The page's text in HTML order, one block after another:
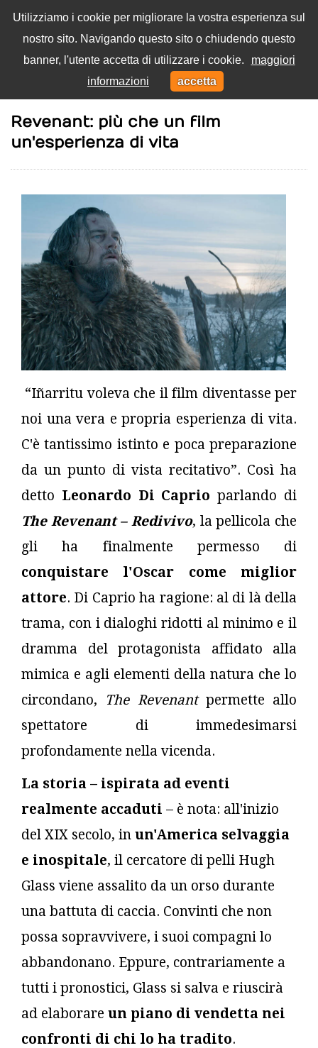
Utilizziamo i cookie per migliorare la vostra esperienza sul
nostro sito. Navigando questo sito o chiudendo questo
banner, l'utente accetta di utilizzare i cookie.
maggiori
informazioni
accetta
Menu
Revenant: più che un film
un'esperienza di vita
“Iñarritu voleva che il film diventasse per
noi una vera e propria esperienza di vita.
C'è tantissimo istinto e poca preparazione
da un punto di vista recitativo”. Così ha
detto Leonardo Di Caprio parlando di
The Revenant – Redivivo, la pellicola che
gli ha finalmente permesso di
conquistare l'Oscar come miglior
attore. Di Caprio ha ragione: al di là della
trama, con i dialoghi ridotti al minimo e il
dramma del protagonista affidato alla
mimica e agli elementi della natura che lo
circondano,
The Revenant permette allo
spettatore di immedesimarsi
profondamente nella vicenda.
La storia – ispirata ad eventi
realmente accaduti – è nota: all'inizio
del XIX secolo, in un'America selvaggia
e inospitale, il cercatore di pelli Hugh
Glass viene assalito da un orso durante
una battuta di caccia. Convinti che non
possa sopravvivere, i suoi compagni lo
abbandonano. Eppure, contrariamente a
tutti i pronostici, Glass si salva e riuscirà
ad elaborare un piano di vendetta nei
confronti di chi lo ha tradito.